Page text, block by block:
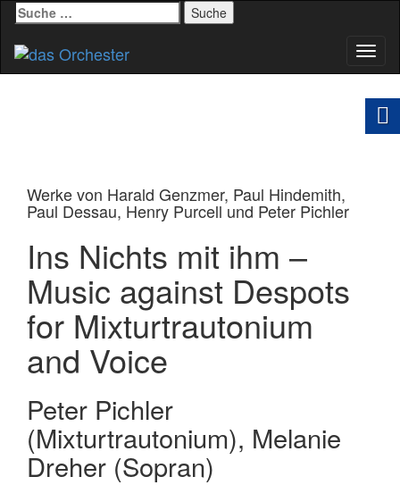
Suche
nach:
Werke von Harald Genzmer, Paul Hindemith,
Paul Dessau, Henry Purcell und Peter Pichler
Ins Nichts mit ihm –
Music against Despots
for Mixturtrautonium
and Voice
Peter Pichler
(Mixturtrautonium), Melanie
Dreher (Sopran)